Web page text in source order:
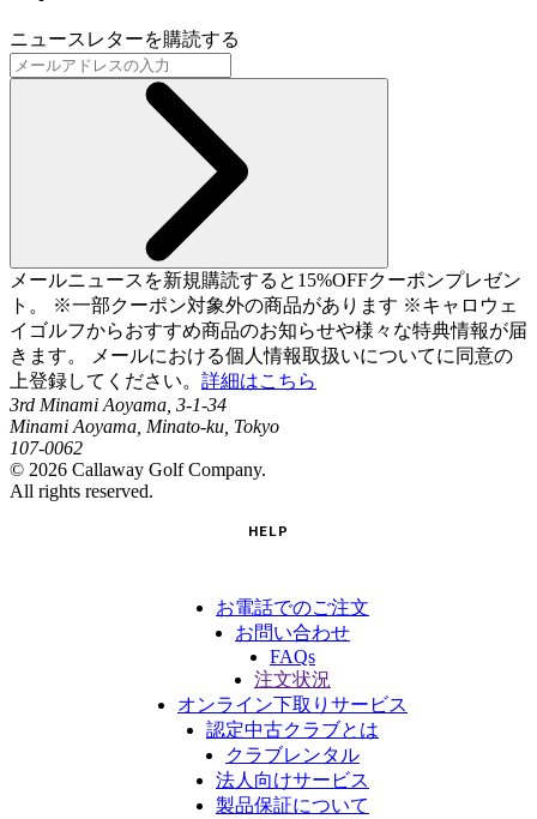
ニュースレターを購読する
メールニュースを新規購読すると15%OFFクーポンプレゼン
ト。 ※一部クーポン対象外の商品があります ※キャロウェ
イゴルフからおすすめ商品のお知らせや様々な特典情報が届
きます。 メールにおける個人情報取扱いについてに同意の
上登録してください。 詳細はこちら
3rd Minami Aoyama, 3-1-34
Minami Aoyama, Minato-ku, Tokyo
107-0062
© 2026 Callaway Golf Company.
All rights reserved.
HELP
お電話でのご注文
お問い合わせ
FAQs
注文状況
オンライン下取りサービス
認定中古クラブとは
クラブレンタル
法人向けサービス
製品保証について